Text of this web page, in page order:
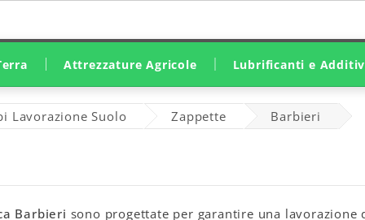
Attrezzature Agricole Lubrificanti e
Lavorazione Suolo Zappette Barbieri
Barbieri sono progettate per garantire una lavorazione